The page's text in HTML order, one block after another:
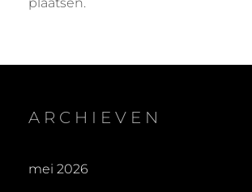
ARCHIEVEN
mei 2026